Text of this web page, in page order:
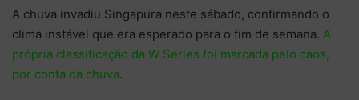
A chuva invadiu Singapura neste sábado, confirmando o
clima instável que era esperado para o fim de semana. A
própria classificação da W Series foi marcada pelo caos,
por conta da chuva.